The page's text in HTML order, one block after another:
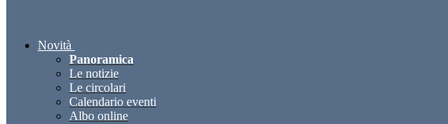
Novità
Panoramica
Le notizie
Le circolari
Calendario eventi
Albo online